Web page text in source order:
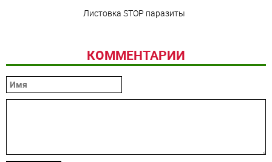
Листовка STOP паразиты
КОММЕНТАРИИ